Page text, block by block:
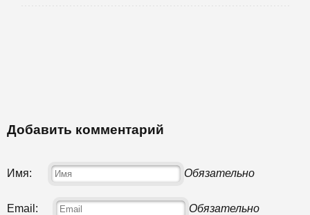
Добавить комментарий
Имя: Обязательно
Email: Обязательно